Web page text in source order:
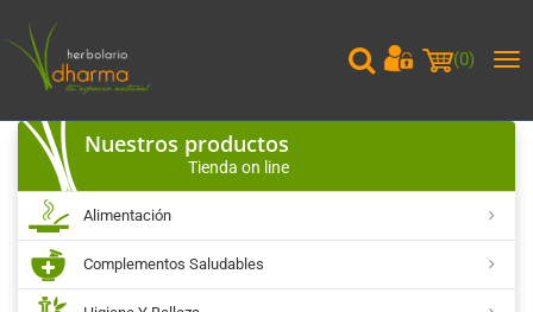
(0)
Nuestros productos
Tienda on line
Alimentación
Complementos Saludables